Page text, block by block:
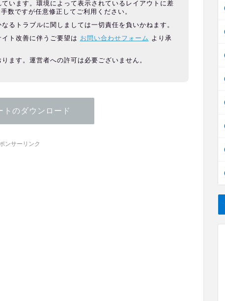
います。環境によって表示されているレイアウトに差
数ですが任意修正してご利用ください。
るトラブルに関しましては一切責任を負いかねます。
ト改善に伴うご要望は お問い合わせフォーム より承
ます。運営者への許可は必要ございません。
トのダウンロード
ンサーリンク